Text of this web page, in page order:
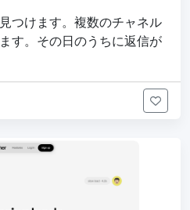
つけます。複数のチャネル
す。その日のうちに返信が